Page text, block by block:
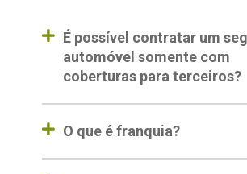
É possível contratar um
automóvel somente com
coberturas para terceiros?
O que é franquia?